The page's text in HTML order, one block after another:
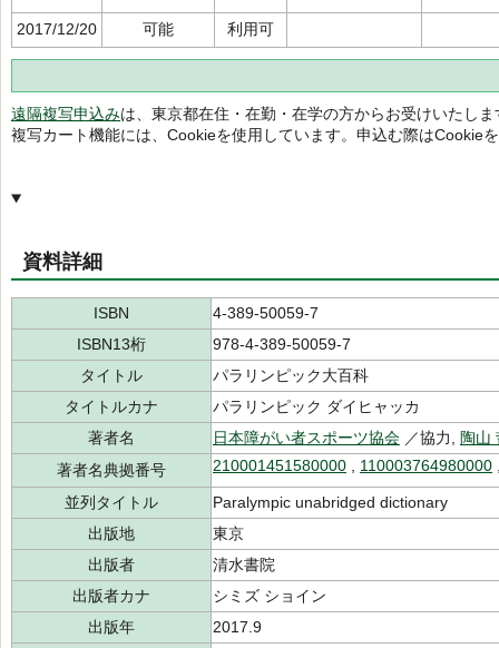
2017/12/20 可能 利用可
遠隔複写申込みは、東京都在住・在勤・在学の方からお受けいたしま
複写カート機能には、Cookieを使用しています。申込む際はCookie
資料詳細
ISBN
4-389-50059-7
ISBN13桁
978-4-389-50059-7
タイトル
パラリンピック大百科
タイトルカナ
パラリンピック ダイヒャッカ
著者名
日本障がい者スポーツ協会 ／協力,
陶山
著者名典拠番号
210001451580000 110003764980000
並列タイトル
Paralympic unabridged dictionary
出版地
東京
出版者
清水書院
出版者カナ
シミズ ショイン
出版年
2017.9